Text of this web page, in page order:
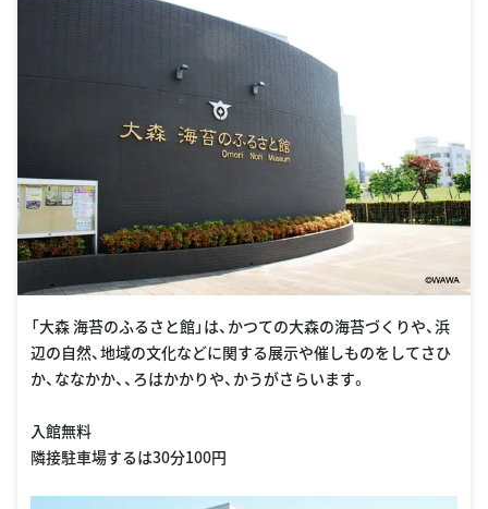
「大森 海苔のふるさと館」は、かつての大森の海苔づくりや、浜
辺の自然、地域の文化などに関する展示や催しものをしてさひ
か、ななかか、、ろはかかりや、かうがさらいます。
入館無料
隣接駐車場するは30分100円